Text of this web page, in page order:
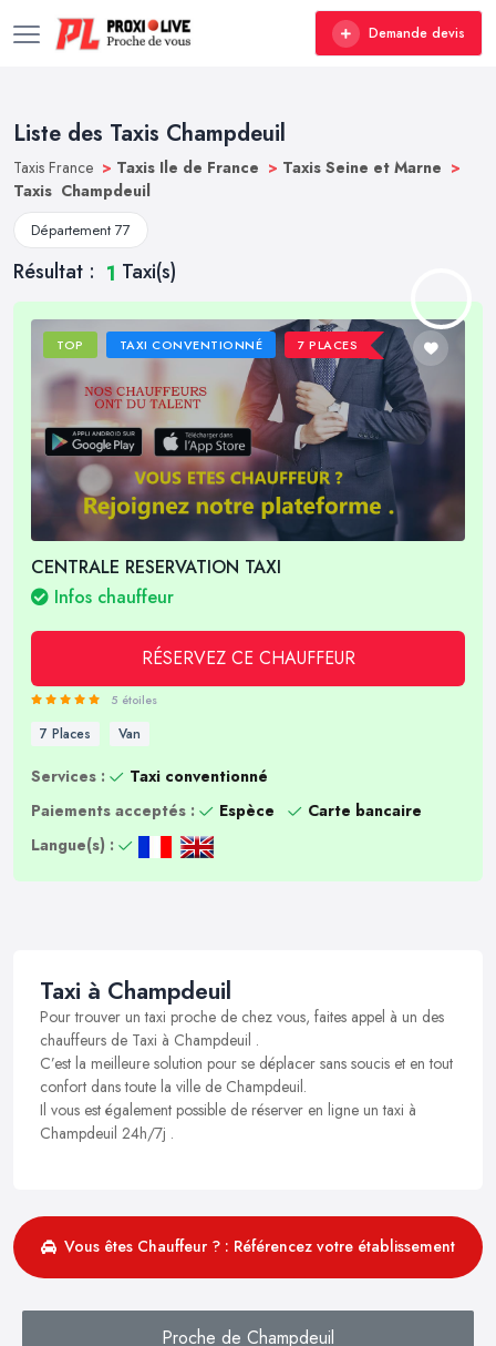
Demande devis
Liste des Taxis Champdeuil
Taxis France > Taxis Ile de France > Taxis Seine et Marne >
Taxis Champdeuil
Département 77
Résultat : 1 Taxi(s)
TOP TAXI CONVENTIONNÉ 7 PLACES
CENTRALE RESERVATION TAXI
Infos chauffeur
RÉSERVEZ CE CHAUFFEUR
5 étoiles
7 Places Van
Services :
Taxi conventionné
Paiements acceptés :
Espèce
Carte bancaire
Langue(s) :
Taxi à Champdeuil
Pour trouver un taxi proche de chez vous, faites appel à un des
chauffeurs de Taxi à Champdeuil .
C’est la meilleure solution pour se déplacer sans soucis et en tout
confort dans toute la ville de Champdeuil.
Il vous est également possible de réserver en ligne un taxi à
Champdeuil 24h/7j .
Vous êtes Chauffeur ? : Référencez votre établissement
Proche de Champdeuil